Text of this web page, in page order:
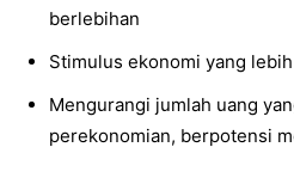
berlebihan
Stimulus ekonomi yang
Mengurangi jumlah uang
perekonomian, berpotensi